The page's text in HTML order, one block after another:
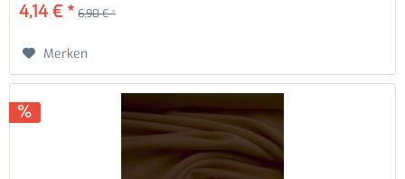
4,14 € * 6,90 € *
Merken